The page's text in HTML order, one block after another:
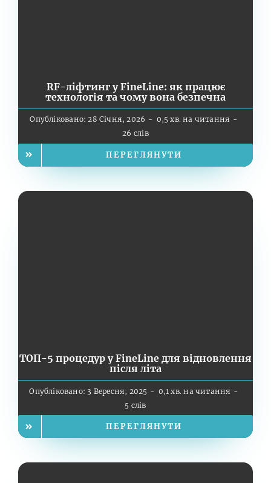
RF-ліфтинг у FineLine: як працює
технологія та чому вона безпечна
Опубліковано: 28 Січня, 2026 - 0,5 хв. на читання -
26 слів
ПЕРЕГЛЯНУТИ
ТОП-5 процедур у FineLine для відновлення
після літа
Опубліковано: 3 Вересня, 2025 - 0,1 хв. на читання -
5 слів
ПЕРЕГЛЯНУТИ